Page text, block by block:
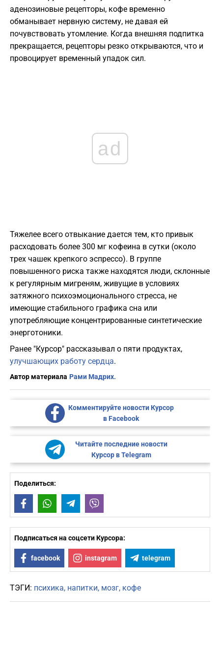
аденозиновые рецепторы, кофе временно
обманывает нервную систему, не давая ей
почувствовать утомление. Когда внешняя подпитка
прекращается, рецепторы резко открываются, что и
провоцирует временный упадок сил.
ad
Тяжелее всего отвыкание дается тем, кто привык
расходовать более 300 мг кофеина в сутки (около
трех чашек крепкого эспрессо). В группе
повышенного риска также находятся люди, склонные
к регулярным мигреням, живущие в условиях
затяжного психоэмоционального стресса, не
имеющие стабильного графика сна или
употребляющие концентрированные синтетические
энерготоники.
Ранее "Курсор" рассказывал о пяти продуктах,
улучшающих работу сердца.
Автор материала Рами Мадрих.
Комментируйте новости Курсор
в Facebook
Читайте последние новости
Курсор в Telegram
Поделиться:
FacebookWhatsAppTelegram
Подписаться на соцсети Курсора:
facebook instagram telegram
ТЭГИ: психика напитки мозг кофе